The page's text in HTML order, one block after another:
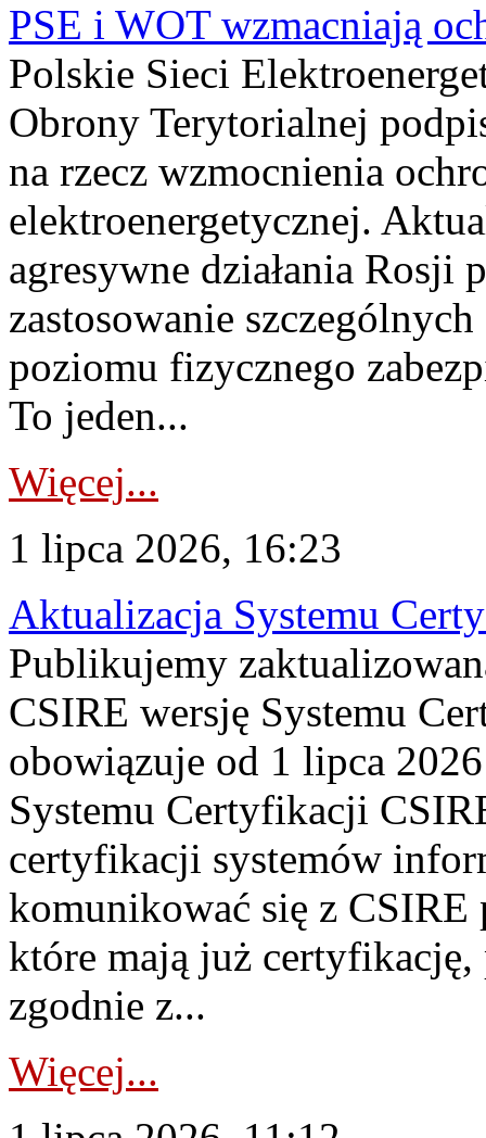
PSE i WOT wzmacniają
Polskie Sieci
Obrony Terytorialnej
na rzecz wzmocnienia
elektroenergetycznej.
agresywne działania Rosji
zastosowanie
poziomu fizycznego
To jeden...
Więcej...
1 lipca 2026, 16:23
Aktualizacja Systemu
Publikujemy
CSIRE wersję Systemu
obowiązuje od 1 lipca
Systemu Certyfikacji
certyfikacji systemów
komunikować się z
które mają już
zgodnie z...
Więcej...